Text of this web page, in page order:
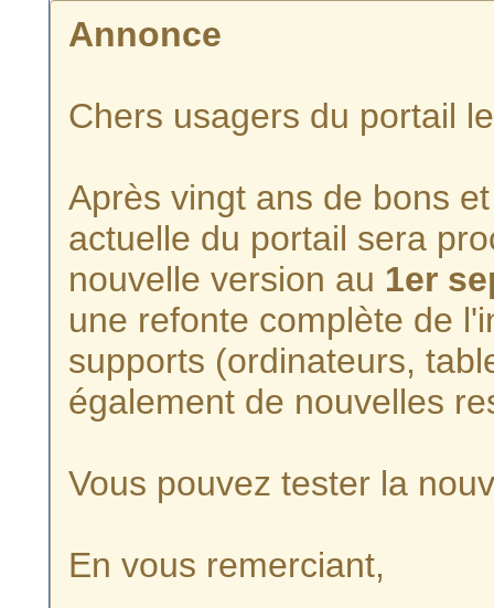
Annonce
Chers usagers du portail
Après vingt ans de bons
actuelle du portail sera
nouvelle version au 1er
une refonte complète de
supports (ordinateurs,
également de nouvelles
Vous pouvez tester la
En vous remerciant,